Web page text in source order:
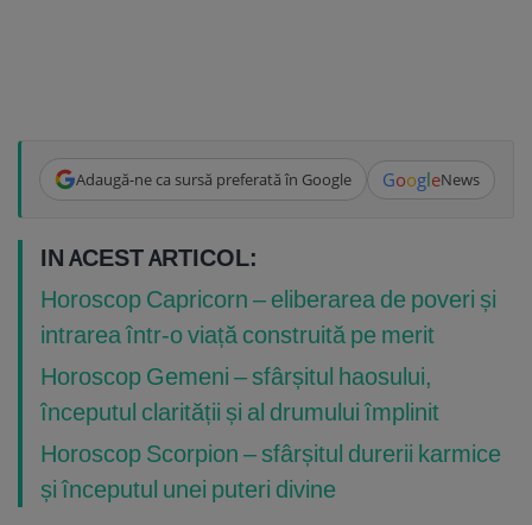
Adaugă-ne ca sursă preferată în Google GoogleNews
IN ACEST ARTICOL:
Horoscop Capricorn – eliberarea de poveri și
intrarea într-o viață construită pe merit
Horoscop Gemeni – sfârșitul haosului,
începutul clarității și al drumului împlinit
Horoscop Scorpion – sfârșitul durerii karmice
și începutul unei puteri divine